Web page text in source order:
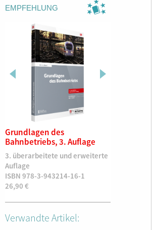
EMPFEHLUNG
Grundlagen des
Bahnbetriebs, 3. Auflage
3. überarbeitete und erweiterte
Auflage
ISBN 978-3-943214-16-1
26,90 €
Verwandte Artikel: